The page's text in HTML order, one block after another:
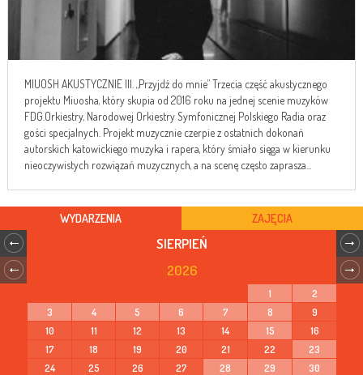
MIUOSH AKUSTYCZNIE III. „Przyjdź do mnie” Trzecia część akustycznego
projektu Miuosha, który skupia od 2016 roku na jednej scenie muzyków
FDG.Orkiestry, Narodowej Orkiestry Symfonicznej Polskiego Radia oraz
gości specjalnych. Projekt muzycznie czerpie z ostatnich dokonań
autorskich katowickiego muzyka i rapera, który śmiało sięga w kierunku
nieoczywistych rozwiązań muzycznych, a na scenę często zaprasza...
WYDARZENIA ZAJĘCIA
SIERPIEŃ
2026
1
2
3
4 5 6 7 8
9
10
11 12 13 14 15
16
17
18 19 20 21 22
23
24
25 26 27 28 29
30